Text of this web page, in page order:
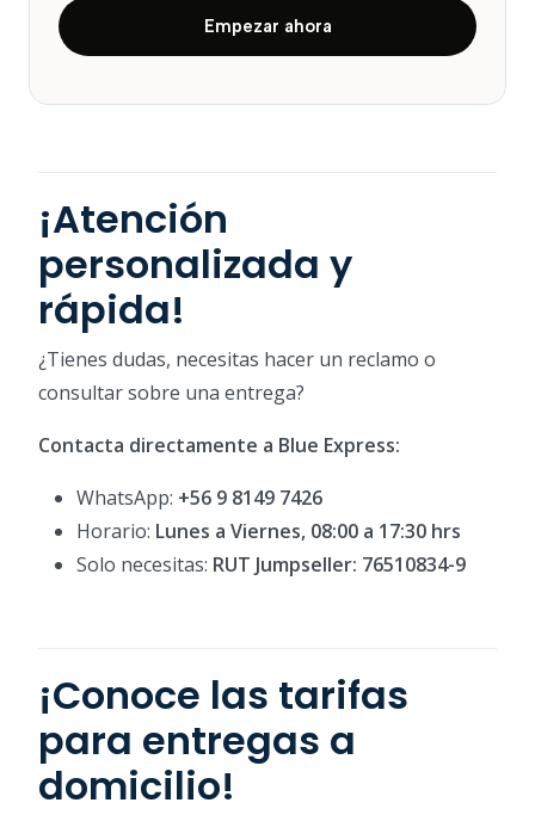
Empezar ahora
¡Atención
personalizada y
rápida!
¿Tienes dudas, necesitas hacer un reclamo o
consultar sobre una entrega?
Contacta directamente a Blue Express:
WhatsApp: +56 9 8149 7426
Horario: Lunes a Viernes, 08:00 a 17:30 hrs
Solo necesitas: RUT Jumpseller: 76510834-9
¡Conoce las tarifas
para entregas a
domicilio!